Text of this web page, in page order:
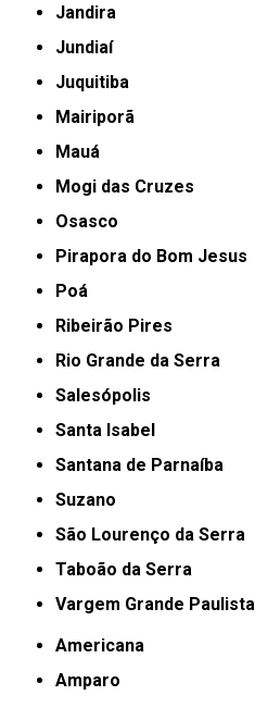
Jandira
Jundiaí
Juquitiba
Mairiporã
Mauá
Mogi das Cruzes
Osasco
Pirapora do Bom Jesus
Poá
Ribeirão Pires
Rio Grande da Serra
Salesópolis
Santa Isabel
Santana de Parnaíba
Suzano
São Lourenço da Serra
Taboão da Serra
Vargem Grande Paulista
Americana
Amparo